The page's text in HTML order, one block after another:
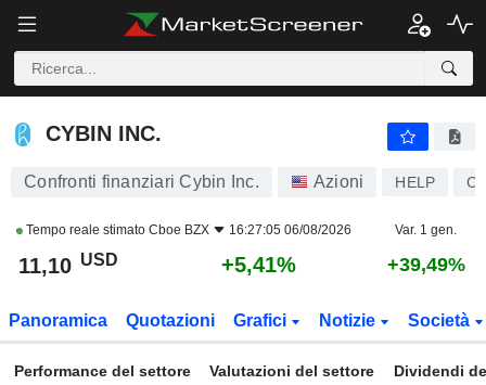
CYBIN INC.
CYBIN INC.
Confronti finanziari Cybin Inc. Azioni HELP
Tempo reale stimato Cboe BZX 16:27:05 06/08/2026 Var. 1 gen.
11,10 USD +5,41% +39,49%
Panoramica Quotazioni Grafici Notizie Società
Performance del settore Valutazioni del settore Dividendi